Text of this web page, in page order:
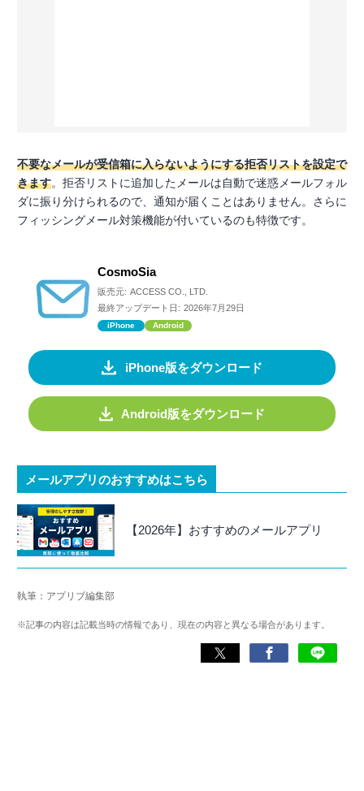
不要なメールが受信箱に入らないようにする拒否リストを設定で
きます。拒否リストに追加したメールは自動で迷惑メールフォル
ダに振り分けられるので、通知が届くことはありません。さらに
フィッシングメール対策機能が付いているのも特徴です。
CosmoSia
販売元: ACCESS CO., LTD.
最終アップデート日: 2026年7月29日
iPhone Android
iPhone版をダウンロード
Android版をダウンロード
メールアプリのおすすめはこちら
【2026年】おすすめのメールアプリ
執筆：アプリブ編集部
※記事の内容は記載当時の情報であり、現在の内容と異なる場合があります。